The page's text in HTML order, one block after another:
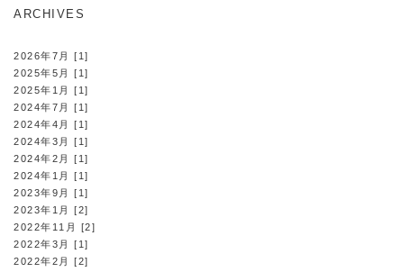
ARCHIVES
2026年7月 [1]
2025年5月 [1]
2025年1月 [1]
2024年7月 [1]
2024年4月 [1]
2024年3月 [1]
2024年2月 [1]
2024年1月 [1]
2023年9月 [1]
2023年1月 [2]
2022年11月 [2]
2022年3月 [1]
2022年2月 [2]